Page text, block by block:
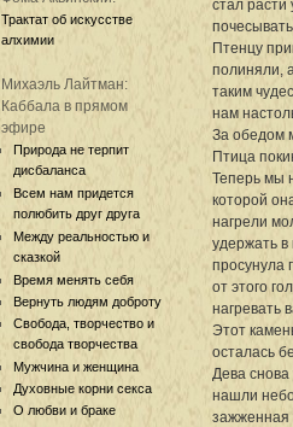
Трактат об искусстве
алхимии
Михаэль Лайтман:
Каббала в прямом
эфире
Природа не терпит
дисбаланса
Всем нам придется
полюбить друг друга
Между реальностью и
сказкой
Время менять себя
Вернуть людям доброту
Свобода, творчество и
свобода творчества
Мужчина и женщина
Духовные корни секса
О любви и браке
стал расти
Птенцу
полиняли,
таким
нам
За обедом
Птица
Теперь мы
которой
нагрели
удержать
просунула
от этого
нагревать
Этот
осталась
Дева снова
нашли
зажженная